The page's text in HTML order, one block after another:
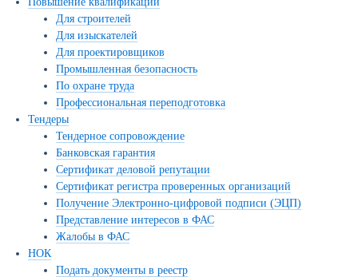
Для строителей
Для изыскателей
Для проектировщиков
Промышленная безопасность
По охране труда
Профессиональная переподготовка
Тендеры
Тендерное сопровождение
Банковская гарантия
Сертификат деловой репутации
Сертификат регистра проверенных организаций
Получение Электронно-цифровой подписи (ЭЦП)
Представление интересов в ФАС
Жалобы в ФАС
НОК
Подать документы в реестр